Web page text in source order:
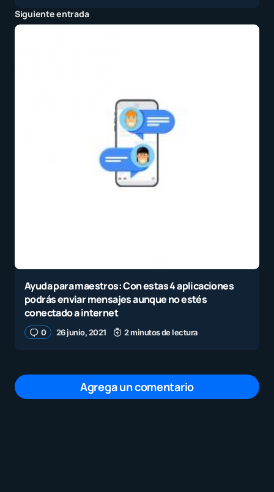
Siguiente entrada
Ayuda para maestros: Con estas 4 aplicaciones
podrás enviar mensajes aunque no estés
conectado a internet
0 26 junio, 2021 2 minutos de lectura
Agrega un comentario